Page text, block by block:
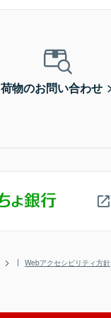
荷物のお問い合わせ
Webアクセシビリティ方針